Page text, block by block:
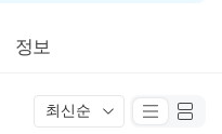
정보
최신순